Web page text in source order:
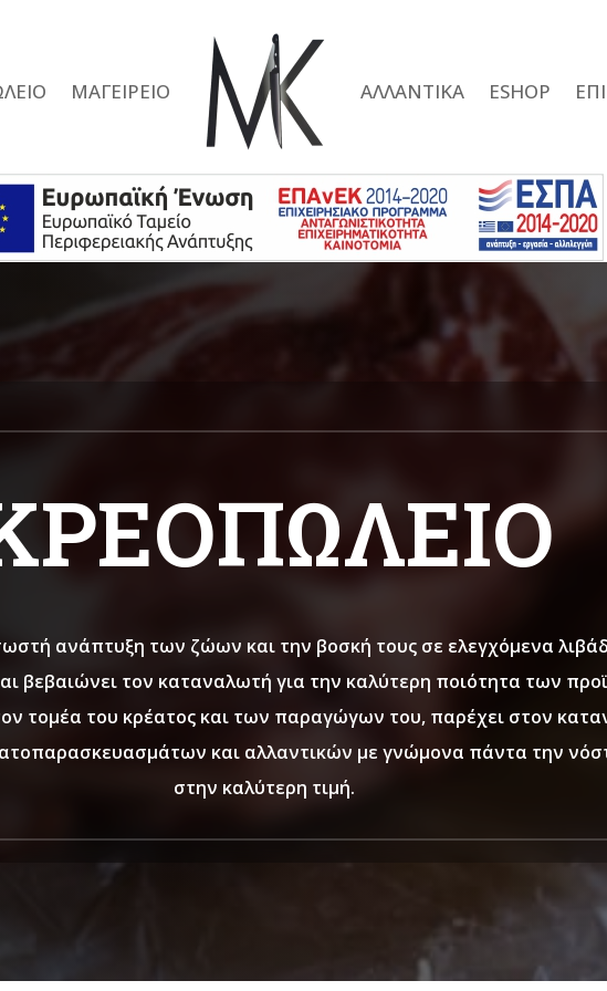
ΜΑΓΕΙΡΕΙΟ ΑΛΛΑΝΤΙΚΑ ESHOP
ανάπτυξη των ζώων και την βοσκή τους σε ελεγχόμενα
βεβαιώνει τον καταναλωτή για την καλύτερη ποιότητα των
τομέα του κρέατος και των παραγώγων του, παρέχει στον
και αλλαντικών με γνώμονα πάντα την
στην καλύτερη τιμή.